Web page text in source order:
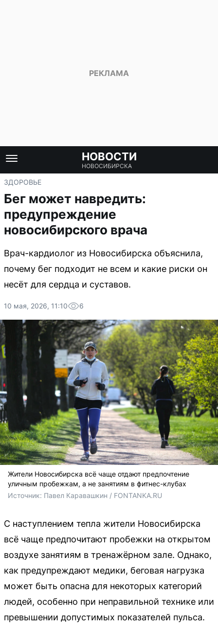
НОВОСТИ
НОВОСИБИРСКА
ЗДОРОВЬЕ
Бег может навредить:
предупреждение
новосибирского врача
Врач-кардиолог из Новосибирска объяснила,
почему бег подходит не всем и какие риски он
несёт для сердца и суставов.
10 мая, 2026, 11:10 6
Жители Новосибирска всё чаще отдают предпочтение
уличным пробежкам, а не занятиям в фитнес-клубах
Источник: Павел Каравашкин / FONTANKA.RU
С наступлением тепла жители Новосибирска
всё чаще предпочитают пробежки на открытом
воздухе занятиям в тренажёрном зале. Однако,
как предупреждают медики, беговая нагрузка
может быть опасна для некоторых категорий
людей, особенно при неправильной технике или
превышении допустимых показателей пульса.